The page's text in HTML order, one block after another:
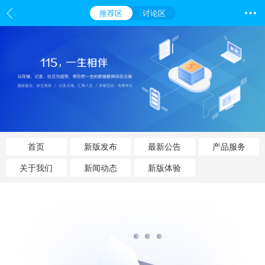
推荐区 讨论区
首页 新版发布 最新公告 产品服务
关于我们 新闻动态 新版体验